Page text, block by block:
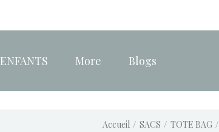
ENFANTS More Blogs
Accueil SACS TOTE BAG